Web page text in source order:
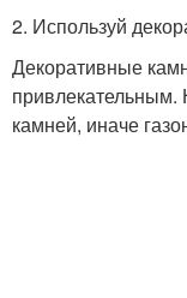
2. Используй
Декоративные
привлекательным.
камней, иначе